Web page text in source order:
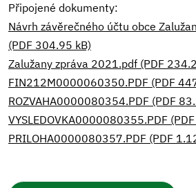
Připojené dokumenty:
Návrh závěrečného účtu obce
(PDF 304.95 kB)
Zalužany zpráva 2021.pdf (PDF
FIN212M0000060350.PDF (PDF
ROZVAHA0000080354.PDF (PDF
VYSLEDOVKA0000080355.PDF
PRILOHA0000080357.PDF (PDF